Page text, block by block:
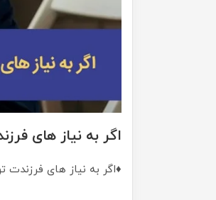
اگر به نیاز های
♦️اگر به نیاز های